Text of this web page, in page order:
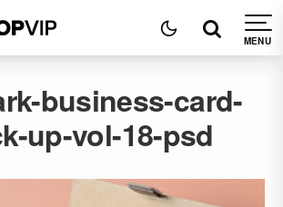
business-card-
up-vol-18-psd